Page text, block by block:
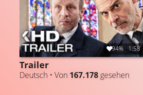
94% 1:58
Trailer
Deutsch • Von 167.178 gesehen